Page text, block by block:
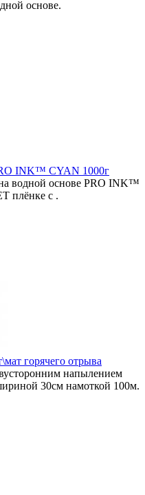
основе.
INK™ CYAN 1000г
водной основе PRO INK™
плёнке c .
горячего отрыва
напылением
30см намоткой 100м.